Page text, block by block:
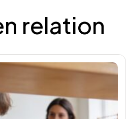
relation